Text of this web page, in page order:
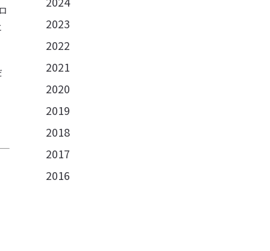
2023
2022
2021
2020
2019
2018
2017
2016